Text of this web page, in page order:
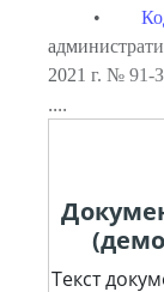
•
2021 г. № 91-
....
Текст